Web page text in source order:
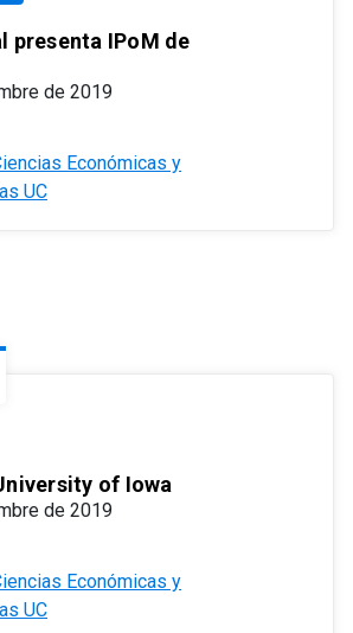
presenta IPoM de
de 2019
Económicas y
UC
of Iowa
de 2019
Económicas y
UC